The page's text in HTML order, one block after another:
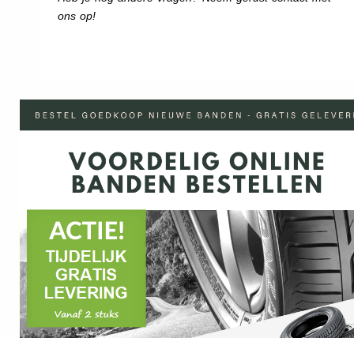
ons op!